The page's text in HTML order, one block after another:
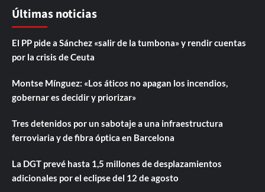
Últimas noticias
El PP pide a Sánchez «salir de la tumbona» y rendir cuentas
por la crisis de Ceuta
Montse Mínguez: «Los áticos no apagan los incendios,
gobernar es decidir y priorizar»
Tres detenidos por un sabotaje a una infraestructura
ferroviaria y de fibra óptica en Barcelona
La DGT prevé hasta 1,5 millones de desplazamientos
adicionales por el eclipse del 12 de agosto